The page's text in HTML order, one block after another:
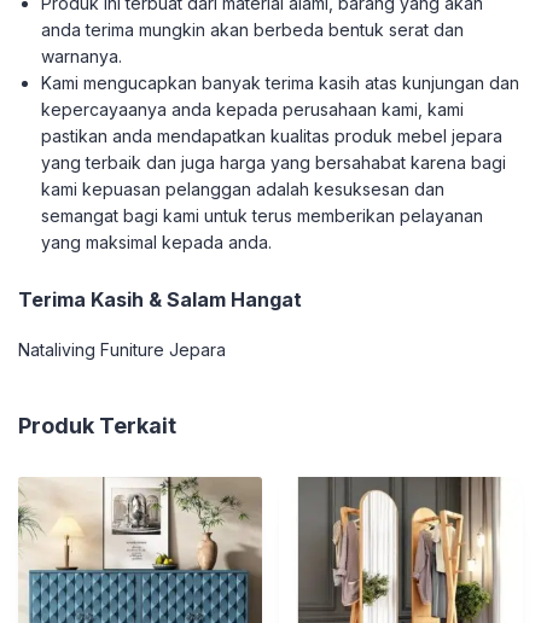
anda terima mungkin akan berbeda bentuk serat dan
warnanya.
Kami mengucapkan banyak terima kasih atas kunjungan dan
kepercayaanya anda kepada perusahaan kami, kami
pastikan anda mendapatkan kualitas produk mebel jepara
yang terbaik dan juga harga yang bersahabat karena bagi
kami kepuasan pelanggan adalah kesuksesan dan
semangat bagi kami untuk terus memberikan pelayanan
yang maksimal kepada anda.
Terima Kasih & Salam Hangat
Nataliving Funiture Jepara
Produk Terkait